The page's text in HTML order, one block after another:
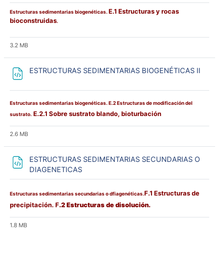
Estructuras sedimentarias biogenéticas.E.1 Estructuras y rocas
bioconstruidas.
3.2 MB
ESTRUCTURAS SEDIMENTARIAS BIOGENÉTICAS II
Estructuras sedimentarias biogenéticas. E.2 Estructuras de modificación del
sustrato. E.2.1 Sobre sustrato blando, bioturbación
2.6 MB
ESTRUCTURAS SEDIMENTARIAS SECUNDARIAS O
DIAGENETICAS
Estructuras sedimentarias secundarias o dfiagenéticas.F.1 Estructuras de
precipitación. F.2 Estructuras de disolución.
1.8 MB